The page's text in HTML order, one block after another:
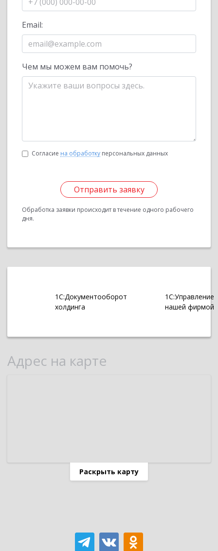
Email:
Чем мы можем вам помочь?
Согласие на обработку персональных данных
Отправить заявку
Обработка заявки происходит в течение одного рабочего
дня.
1С:Документооборот
холдинга
1С:Управление
нашей фирмой
Адрес на карте
Раскрыть карту